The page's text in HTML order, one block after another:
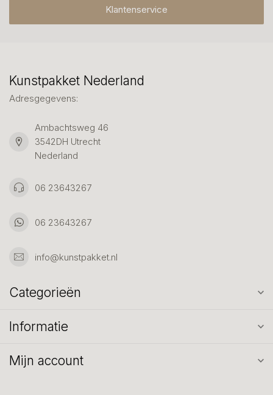
Klantenservice
Kunstpakket Nederland
Adresgegevens:
Ambachtsweg 46
3542DH Utrecht
Nederland
06 23643267
06 23643267
info@kunstpakket.nl
Categorieën
Informatie
Mijn account